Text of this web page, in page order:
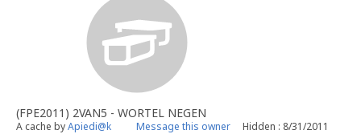
(FPE2011) 2VAN5 - WORTEL NEGEN
A cache byApiedi@k Message this owner Hidden : 8/31/2011